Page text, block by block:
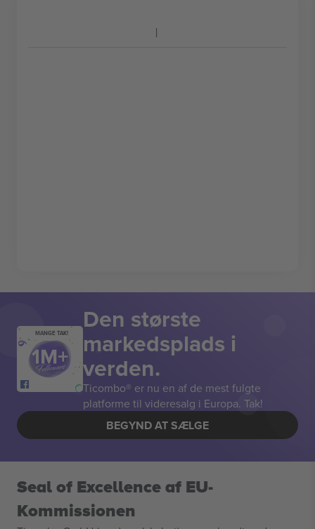
MANGE TAK! Den største
markedsplads i
verden.
Ticombo® er nu en af de mest fulgte
platforme til videresalg i Europa. Tak!
BEGYND AT SÆLGE
Seal of Excellence af EU-
Kommissionen